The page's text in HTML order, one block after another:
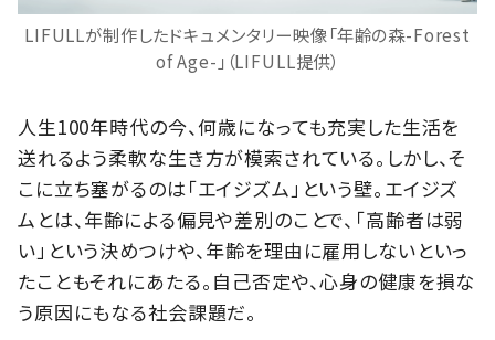
LIFULLが制作したドキュメンタリー映像「年齢の森-Forest
of Age-」（LIFULL提供）
人生100年時代の今、何歳になっても充実した生活を
送れるよう柔軟な生き方が模索されている。しかし、そ
こに立ち塞がるのは「エイジズム」という壁。エイジズ
ムとは、年齢による偏見や差別のことで、「高齢者は弱
い」という決めつけや、年齢を理由に雇用しないといっ
たこともそれにあたる。自己否定や、心身の健康を損な
う原因にもなる社会課題だ。